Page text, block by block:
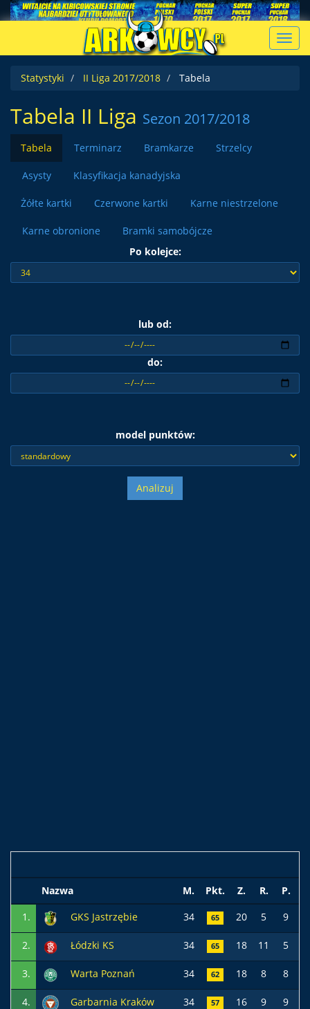
Statystyki
II Liga 2017/2018 Tabela
Tabela II Liga Sezon 2017/2018
Tabela Terminarz Bramkarze Strzelcy
Asysty Klasyfikacja kanadyjska
Żółte kartki Czerwone kartki Karne niestrzelone
Karne obronione
Bramki samobójcze
Po kolejce:
lub od:
do:
model punktów:
Analizuj
Nazwa M. Pkt. Z. R.
P.
1.
GKS Jastrzębie 34 65 20 5 9
2. Łódzki KS 34 65 18 11 5
3. Warta Poznań 34 62 18 8 8
4. Garbarnia Kraków 34 57 16 9 9